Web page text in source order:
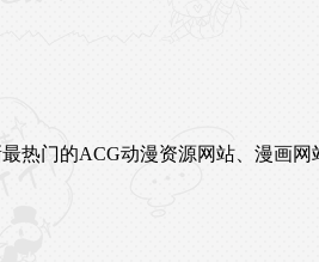
热门的ACG动漫资源网站、漫画